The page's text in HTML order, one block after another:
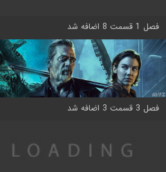
فصل 1 قسمت 8 اضافه شد
فصل 3 قسمت 3 اضافه شد